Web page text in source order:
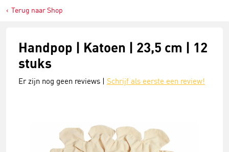
Terug naar Shop
Handpop | Katoen | 23,5 cm | 12
stuks
Er zijn nog geen reviews | Schrijf als eerste een review!